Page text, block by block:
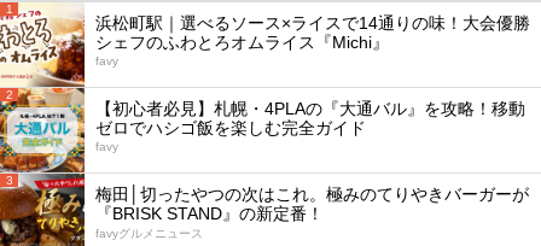
1
浜松町駅｜選べるソース×ライスで14通りの味！大会優勝
シェフのふわとろオムライス『Michi』
favy
2
【初心者必見】札幌・4PLAの『大通バル』を攻略！移動
ゼロでハシゴ飯を楽しむ完全ガイド
favy
3
梅田│切ったやつの次はこれ。極みのてりやきバーガーが
『BRISK STAND』の新定番！
favyグルメニュース